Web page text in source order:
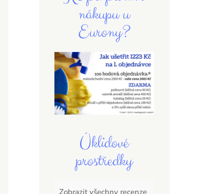
nákupu u
Eurony?
Úklidové
prostředky
Zobrazit všechny recenze